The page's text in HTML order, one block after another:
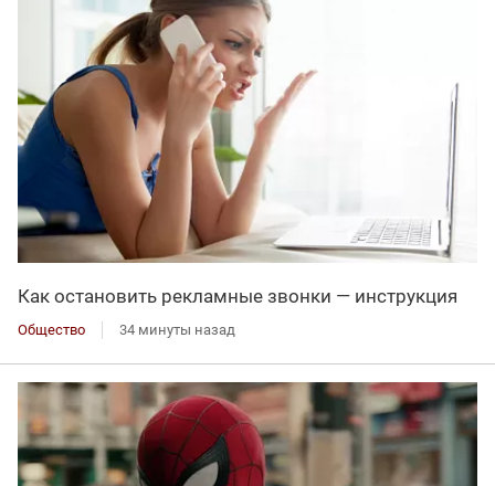
Как остановить рекламные звонки — инструкция
Общество 34 минуты назад